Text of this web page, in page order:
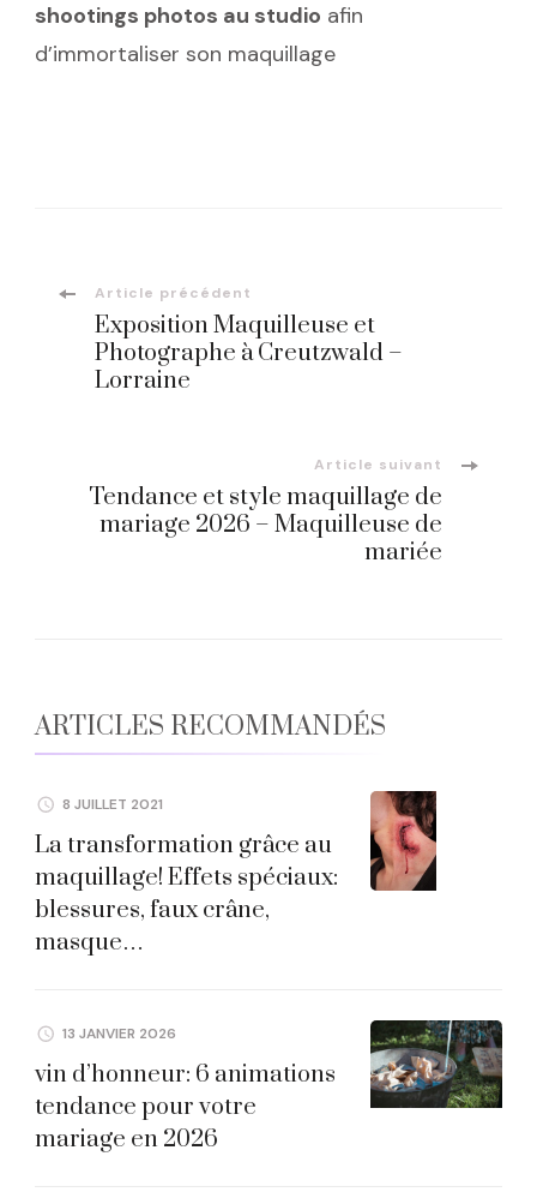
shootings photos au studio afin
d’immortaliser son maquillage
Navigation
d'article
Article précédent
Exposition Maquilleuse et
Photographe à Creutzwald –
Lorraine
Article suivant
Tendance et style maquillage de
mariage 2026 – Maquilleuse de
mariée
ARTICLES RECOMMANDÉS
8 JUILLET 2021
La transformation grâce au
maquillage! Effets spéciaux:
blessures, faux crâne,
masque…
13 JANVIER 2026
vin d’honneur: 6 animations
tendance pour votre
mariage en 2026